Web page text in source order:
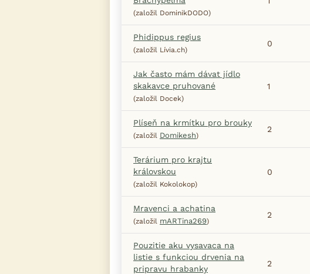
(založil DominikDODO)
Phidippus regius
(založil Lívia.ch)
0
Jak často mám dávat jídlo
skakavce pruhované
(založil Docek)
1
Plíseň na krmítku pro brouky
(založil Domikesh)
2
Terárium pro krajtu
královskou
(založil Kokolokop)
0
Mravenci a achatina
(založil mARTina269)
2
Pouzitie aku vysavaca na
listie s funkciou drvenia na
pripravu hrabanky
2